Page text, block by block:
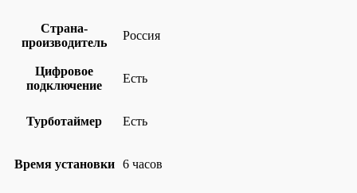
Страна-
производитель
Россия
Цифровое
подключение
Есть
Турботаймер Есть
Время установки 6 часов